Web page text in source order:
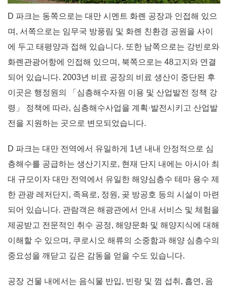
D 파크는 동쪽으로는 대만 시멘트 화롄 공장과 인접해 있으
며, 서쪽으로는 임무국 방풍림 및 화롄 친환경 공원을 사이
에 두고 태평양과 접해 있습니다. 또한 남쪽으로는 강빈로와
화롄관광어항에 인접해 있으며, 북쪽으로는 48고지와 연결
되어 있습니다. 2003년 비료 공장의 비료 생산이 중단된 후
이곳은 행정원의 「심층해수자원 이용 및 산업발전 정책 강
령」 정책에 따라, 심층해수사업을 계획·발전시키고 산업발
전을 지원하는 곳으로 변모되었습니다.
D 파크는 대만 전역에서 유일하게 1년 내내 안정적으로 심
층해수를 공급하는 생산기지로, 현재 단지 내에는 아시아 최
대 규모이자 대만 전역에서 유일한 해양심층수 테마 용수 제
한 관광 레저단지, 족욕로, 정원, 곶 방공호 등의 시설이 마련
되어 있습니다. 관람객은 해광관에서 안내 서비스 및 체험을
제공받고 전문적인 취수 공정, 해양문화 및 해양지식에 대해
이해할 수 있으며, 쿠로시오 해류의 소중함과 해양 심층수의
중요성을 깨닫고 깊은 감동을 얻을 수도 있습니다.
공장 건물 내에서는 음식물 반입, 빈랑 및 껌 섭취, 흡연, 음